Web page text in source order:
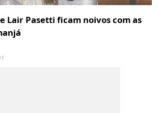
Lair Pasetti ficam noivos com as